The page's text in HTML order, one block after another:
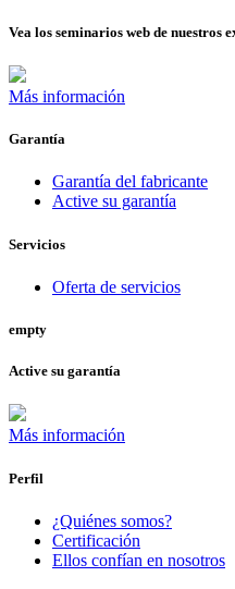
Vea los seminarios web de nuestros
Más información
Garantía
Garantía del fabricante
Active su garantía
Servicios
Oferta de servicios
empty
Active su garantía
Más información
Perfil
¿Quiénes somos?
Certificación
Ellos confían en nosotros